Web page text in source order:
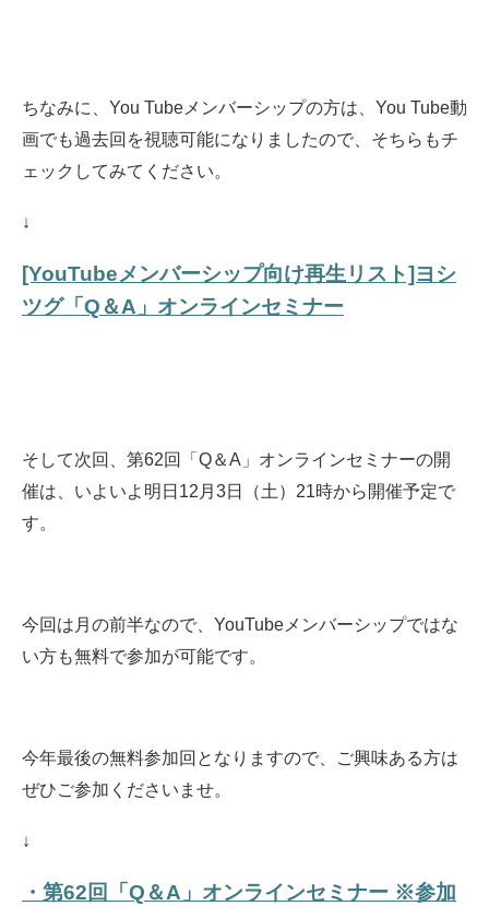
ちなみに、You Tubeメンバーシップの方は、You Tube動
画でも過去回を視聴可能になりましたので、そちらもチ
ェックしてみてください。
↓
[YouTubeメンバーシップ向け再生リスト]ヨシ
ツグ「Q＆A」オンラインセミナー
そして次回、第62回「Q＆A」オンラインセミナーの開
催は、いよいよ明日12月3日（土）21時から開催予定で
す。
今回は月の前半なので、YouTubeメンバーシップではな
い方も無料で参加が可能です。
今年最後の無料参加回となりますので、ご興味ある方は
ぜひご参加くださいませ。
↓
・第62回「Q＆A」オンラインセミナー ※参加